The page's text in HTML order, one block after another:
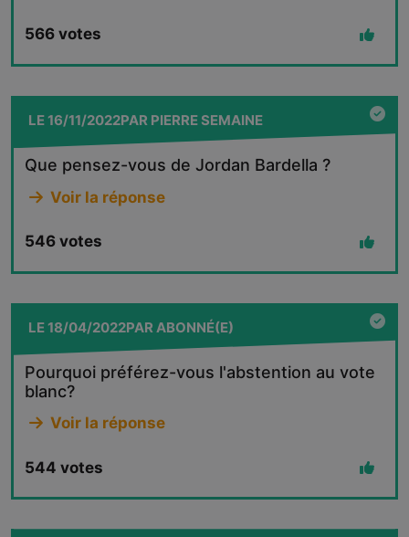
566 votes
LE16/11/2022PAR PIERRE SEMAINE
Que pensez-vous de Jordan Bardella ?
Voir la réponse
546 votes
LE18/04/2022PAR ABONNÉ(E)
Pourquoi préférez-vous l'abstention au vote
blanc?
Voir la réponse
544 votes